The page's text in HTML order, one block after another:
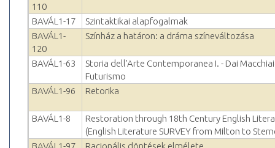
110
BAVÁL1-17
Szintaktikai alapfogalmak
BAVÁL1-
120
Színház a határon: a dráma színeváltozása
BAVÁL1-63
Storia dell'Arte Contemporanea I. - Dai
Futurismo
BAVÁL1-96
Retorika
BAVÁL1-8
Restoration through 18th Century English
(English Literature SURVEY from Milton to